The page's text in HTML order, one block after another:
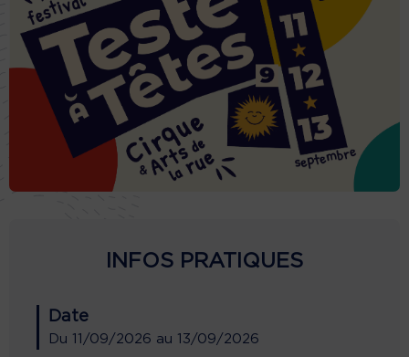
INFOS PRATIQUES
Date
Du 11/09/2026 au 13/09/2026